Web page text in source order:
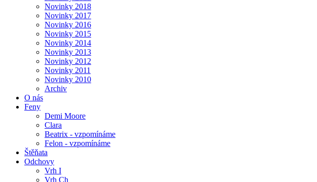
Novinky 2018
Novinky 2017
Novinky 2016
Novinky 2015
Novinky 2014
Novinky 2013
Novinky 2012
Novinky 2011
Novinky 2010
Archiv
O nás
Feny
Demi Moore
Clara
Beatrix - vzpomínáme
Felon - vzpomínáme
Štěňata
Odchovy
Vrh I
Vrh Ch